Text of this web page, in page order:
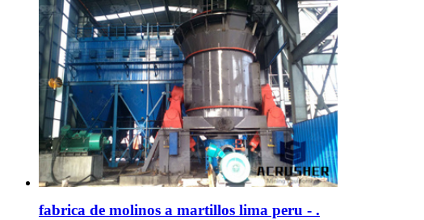
fabrica de molinos a martillos lima peru - .